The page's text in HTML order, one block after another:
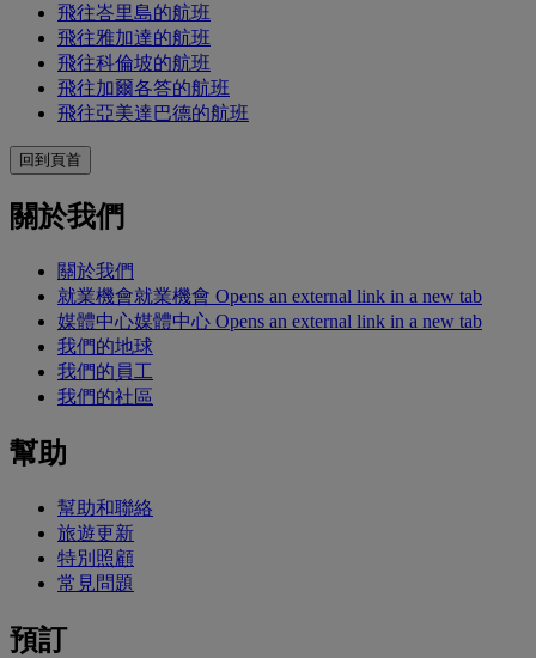
飛往峇里島的航班
飛往雅加達的航班
飛往科倫坡的航班
飛往加爾各答的航班
飛往亞美達巴德的航班
回到頁首
關於我們
關於我們
就業機會就業機會 Opens an external link in a new tab
媒體中心媒體中心 Opens an external link in a new tab
我們的地球
我們的員工
我們的社區
幫助
幫助和聯絡
旅遊更新
特別照顧
常見問題
預訂